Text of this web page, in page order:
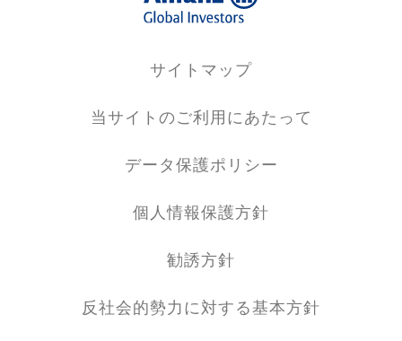
サイトマップ
当サイトのご利用にあたって
データ保護ポリシー
個人情報保護方針
勧誘方針
反社会的勢力に対する基本方針